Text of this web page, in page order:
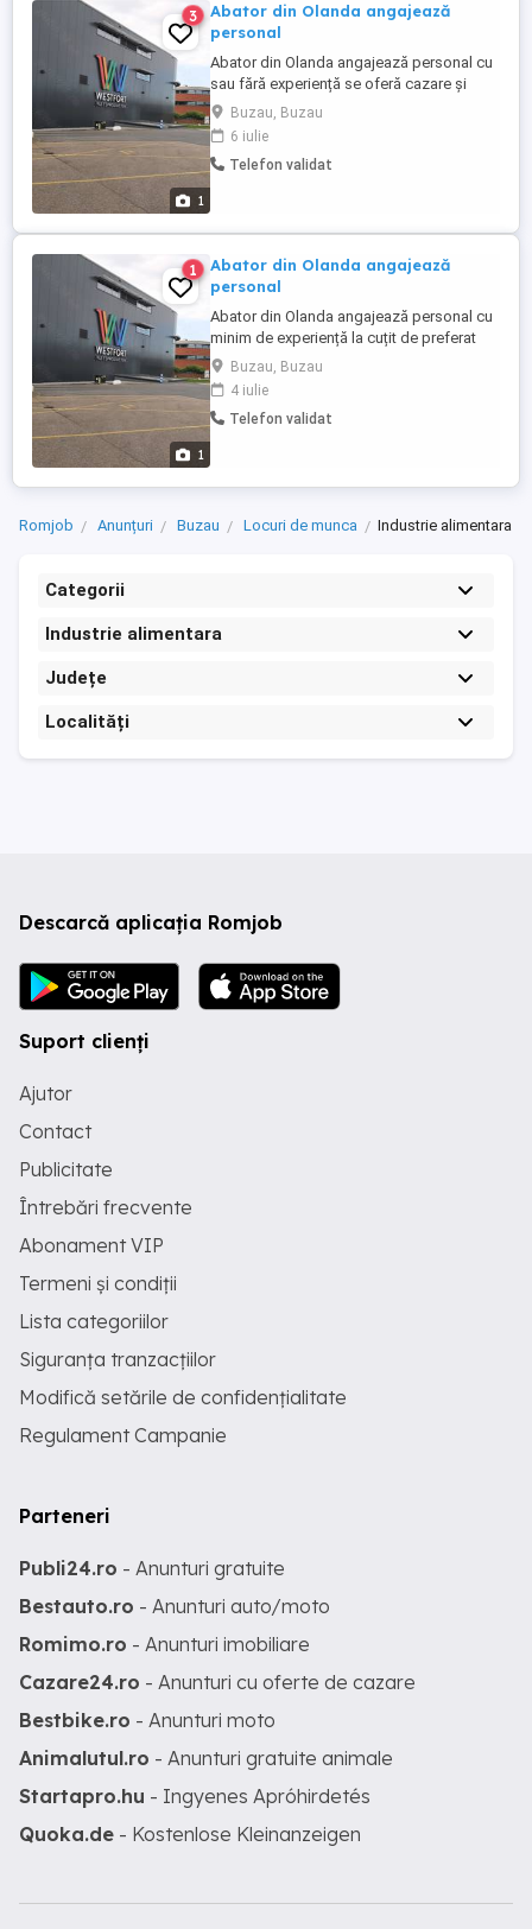
1
3
Abator din Olanda angajează
personal
Abator din Olanda angajează personal cu
sau fără experiență se oferă cazare și
transport până la locul de muncă.Mai
multe detalii și informații pe WhatsApp la
numărul de telefon din anunț.Nu se oferă
transport din România.
Buzau, Buzau
6 iulie
Telefon validat
1
1
Abator din Olanda angajează
personal
Abator din Olanda angajează personal cu
minim de experiență la cuțit de preferat
cupluri serioase care dețin permis de
conducere categoria B ,dacă doriți mai
multe detalii în privat de preferat pe
WhatsApp nu răspund la mesaje pe
Buzau, Buzau
4 iulie
Telefon validat
Romjob Anunțuri Buzau Locuri de munca Industrie alimentara
Categorii
Industrie alimentara
Județe
Localități
Descarcă aplicația Romjob
Suport clienți
Ajutor
Contact
Publicitate
Întrebări frecvente
Abonament VIP
Termeni și condiții
Lista categoriilor
Siguranța tranzacțiilor
Modifică setările de confidențialitate
Regulament Campanie
Parteneri
Publi24.ro - Anunturi gratuite
Bestauto.ro - Anunturi auto/moto
Romimo.ro - Anunturi imobiliare
Cazare24.ro - Anunturi cu oferte de cazare
Bestbike.ro - Anunturi moto
Animalutul.ro - Anunturi gratuite animale
Startapro.hu - Ingyenes Apróhirdetés
Quoka.de - Kostenlose Kleinanzeigen